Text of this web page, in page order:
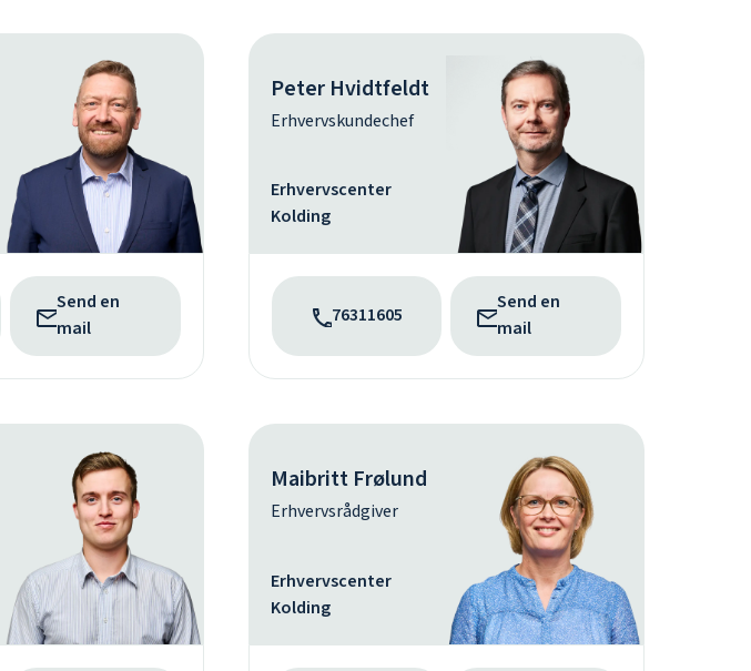
Send en
mail
Peter Hvidtfeldt
Erhvervskundechef
Erhvervscenter
Kolding
76311605
Send en
mail
Maibritt Frølund
Erhvervsrådgiver
Erhvervscenter
Kolding